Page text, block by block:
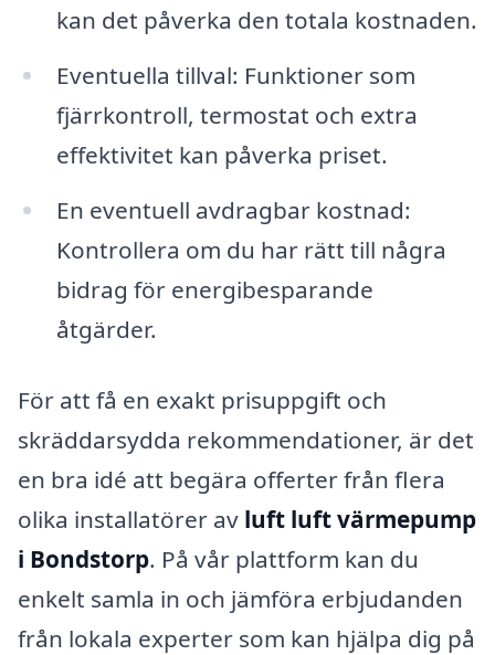
kan det påverka den totala kostnaden.
Eventuella tillval: Funktioner som
fjärrkontroll, termostat och extra
effektivitet kan påverka priset.
En eventuell avdragbar kostnad:
Kontrollera om du har rätt till några
bidrag för energibesparande
åtgärder.
För att få en exakt prisuppgift och
skräddarsydda rekommendationer, är det
en bra idé att begära offerter från flera
olika installatörer av luft luft värmepump
i Bondstorp. På vår plattform kan du
enkelt samla in och jämföra erbjudanden
från lokala experter som kan hjälpa dig på